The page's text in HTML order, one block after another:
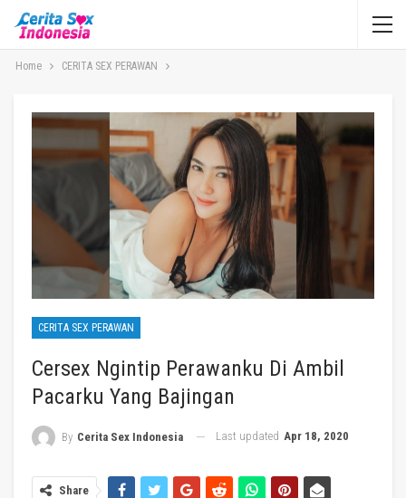
Home CERITA SEX PERAWAN
CERITA SEX PERAWAN
Cersex Ngintip Perawanku Di Ambil
Pacarku Yang Bajingan
By Cerita Sex Indonesia Last updated Apr 18, 2020
Share